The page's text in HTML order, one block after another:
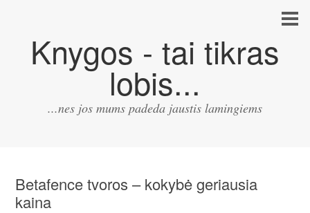
Knygos - tai tikras
lobis...
...nes jos mums padeda jaustis lamingiems
Betafence tvoros – kokybė geriausia
kaina